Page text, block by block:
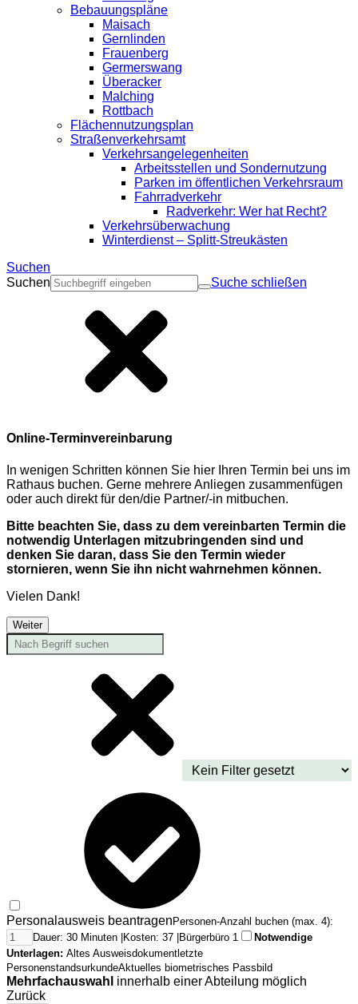
Bebauungspläne
Maisach
Gernlinden
Frauenberg
Germerswang
Überacker
Malching
Rottbach
Flächennutzungsplan
Straßenverkehrsamt
Verkehrsangelegenheiten
Arbeitsstellen und Sondernutzung
Parken im öffentlichen Verkehrsraum
Fahrradverkehr
Radverkehr: Wer hat Recht?
Verkehrsüberwachung
Winterdienst – Splitt-Streukästen
Suchen
Suchen
Suche schließen
Online-Terminvereinbarung
In wenigen Schritten können Sie hier Ihren Termin bei uns im
Rathaus buchen. Gerne mehrere Anliegen zusammenfügen
oder auch direkt für den/die Partner/-in mitbuchen.
Bitte beachten Sie, dass zu dem vereinbarten Termin die
notwendig Unterlagen mitzubringenden sind und
denken Sie daran, dass Sie den Termin wieder
stornieren, wenn Sie ihn nicht wahrnehmen können.
Vielen Dank!
Weiter
Personalausweis beantragenPersonen-Anzahl buchen (max. 4):
Dauer: 30 Minuten |Kosten: 37 |Bürgerbüro 1
Notwendige
Unterlagen: Altes Ausweisdokumentletzte
PersonenstandsurkundeAktuelles biometrisches Passbild
Mehrfachauswahl innerhalb einer Abteilung möglich
Zurück